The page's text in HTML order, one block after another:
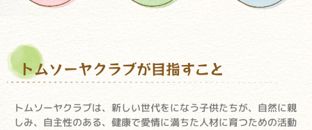
トムソーヤクラブが目指すこと
トムソーヤクラブは、新しい世代をになう子供たちが、自然に親
しみ、自主性のある、健康で愛情に満ちた人材に育つための活動